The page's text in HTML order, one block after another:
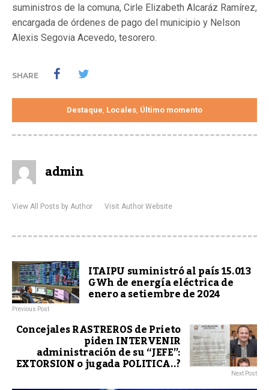
suministros de la comuna, Cirle Elizabeth Alcaráz Ramírez,
encargada de órdenes de pago del municipio y Nelson
Alexis Segovia Acevedo, tesorero.
SHARE
Destaque, Locales, Último momento
admin
View All Posts by Author Visit Author Website
ITAIPU suministró al país 15.013
GWh de energía eléctrica de
enero a setiembre de 2024
Previous Post
Concejales RASTREROS de Prieto
piden INTERVENIR
administración de su “JEFE”:
EXTORSION o jugada POLITICA..? Next Post